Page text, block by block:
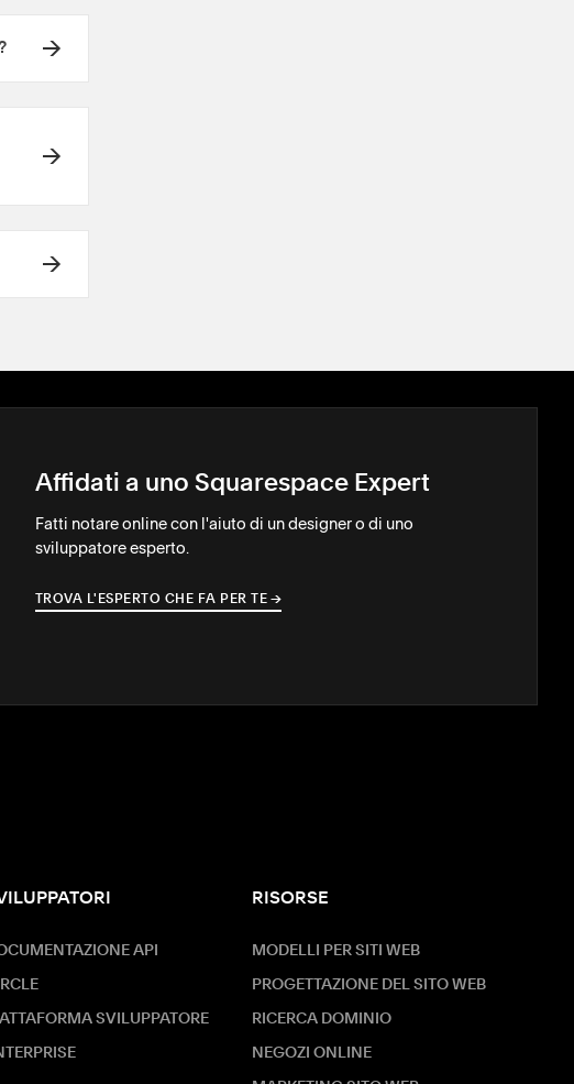
Affidati a uno Squarespace Expert
Fatti notare online con l'aiuto di un designer o di uno
sviluppatore esperto.
TROVA L'ESPERTO CHE FA PER TE →
→
API
SVILUPPATORE
RISORSE
MODELLI PER SITI WEB
PROGETTAZIONE DEL SITO WEB
RICERCA DOMINIO
NEGOZI ONLINE